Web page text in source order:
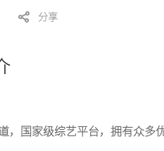
四川卫视
分享
，国家级综艺平台，拥有众